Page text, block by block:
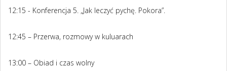
12:15 - Konferencja 5. „Jak leczyć pychę. Pokora”.
12:45 – Przerwa, rozmowy w kuluarach
13:00 – Obiad i czas wolny